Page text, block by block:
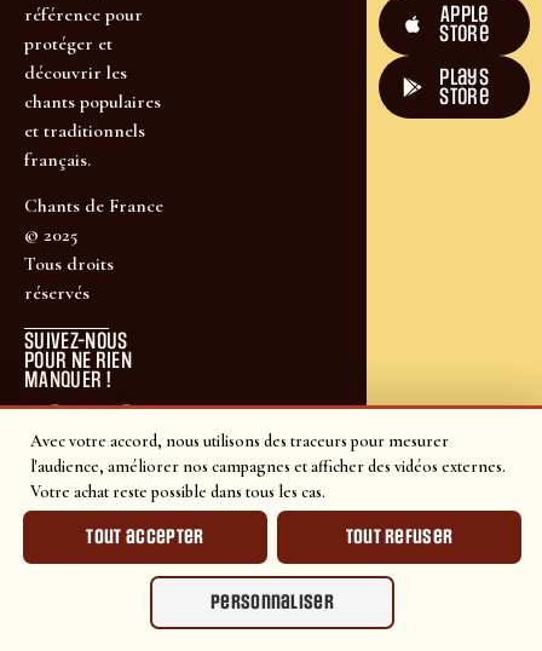
Avec votre accord, nous utilisons des traceurs pour mesurer
l'audience, améliorer nos campagnes et afficher des vidéos externes.
Votre achat reste possible dans tous les cas.
Tout accepter Tout refuser
Personnaliser
référence pour
protéger et
découvrir les
chants populaires
et traditionnels
français.
Chants de France
© 2025
Tous droits
réservés
SUIVEZ-NOUS
POUR NE RIEN
MANQUER !
Apple
Store
plays
store